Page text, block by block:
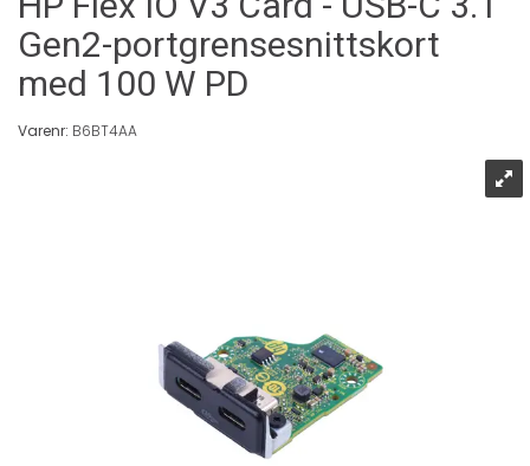
Gen2-portgrensesnittskort
med 100 W PD
Varenr: B6BT4AA